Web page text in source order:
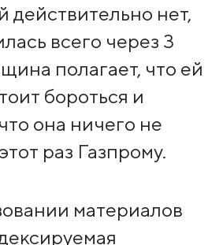
действительно нет,
всего через 3
полагает, что ей
бороться и
она ничего не
раз Газпрому.
материалов